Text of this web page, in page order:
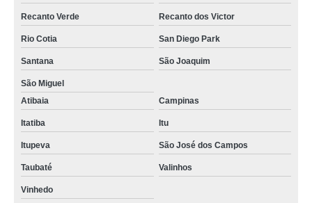
Recanto Verde Recanto dos Victor
Rio Cotia San Diego Park
Santana São Joaquim
São Miguel
Atibaia
Campinas
Itatiba Itu
Itupeva São José dos Campos
Taubaté Valinhos
Vinhedo